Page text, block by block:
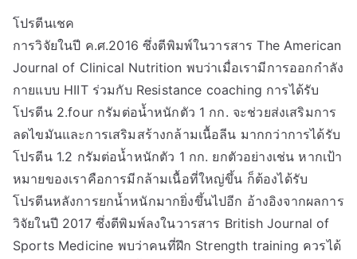
โปรตีนเชค
การวิจัยในปี ค.ศ.2016 ซึ่งตีพิมพ์ในวารสาร The American
Journal of Clinical Nutrition พบว่าเมื่อเรามีการออกกำลัง
กายแบบ HIIT ร่วมกับ Resistance coaching การได้รับ
โปรตีน 2.four กรัมต่อน้ำหนักตัว 1 กก. จะช่วยส่งเสริมการ
ลดไขมันและการเสริมสร้างกล้ามเนื้อลีน มากกว่าการได้รับ
โปรตีน 1.2 กรัมต่อน้ำหนักตัว 1 กก. ยกตัวอย่างเช่น หากเป้า
หมายของเราคือการมีกล้ามเนื้อที่ใหญ่ขึ้น ก็ต้องได้รับ
โปรตีนหลังการยกน้ำหนักมากยิ่งขึ้นไปอีก อ้างอิงจากผลการ
วิจัยในปี 2017 ซึ่งตีพิมพ์ลงในวารสาร British Journal of
Sports Medicine พบว่าคนที่ฝึก Strength training ควรได้